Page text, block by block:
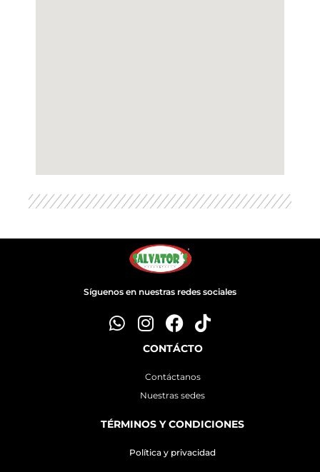
Síguenos en nuestras redes sociales
CONTÁCTO
Contáctanos
Nuestras sedes
TÉRMINOS Y CONDICIONES
Política y privacidad